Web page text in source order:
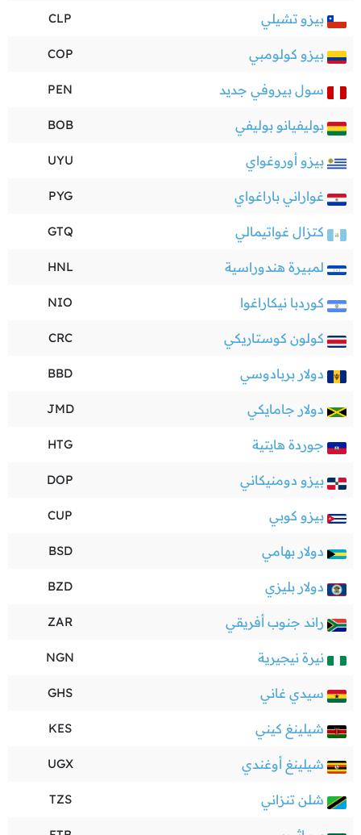
بيزو تشيلي CLP
بيزو كولومبي COP
سول بيروفي جديد PEN
بوليفيانو بوليفي BOB
بيزو أوروغواي UYU
غواراني باراغواي PYG
كتزال غواتيمالي GTQ
لمبيرة هندوراسية HNL
كوردبا نيكاراغوا NIO
كولون كوستاريكي CRC
دولار بربادوسي BBD
دولار جامايكي JMD
جوردة هايتية HTG
بيزو دومنيكاني DOP
بيزو كوبي CUP
دولار بهامي BSD
دولار بليزي BZD
راند جنوب أفريقي ZAR
نيرة نيجيرية NGN
سيدي غاني GHS
شيلينغ كيني KES
شيلينغ أوغندي UGX
شلن تنزاني TZS